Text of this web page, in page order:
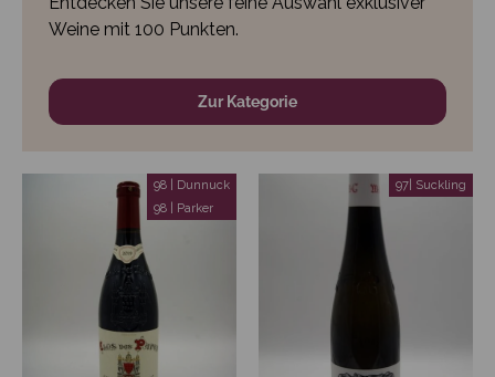
Weine mit 100 Punkten.
Zur Kategorie
98 | Dunnuck
98 | Parker
97| Suckling